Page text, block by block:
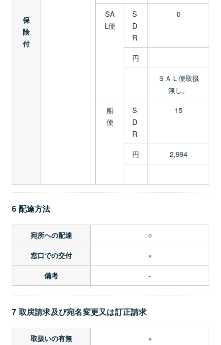
保
険
付
SA
L便
S
D
R
0
円
ＳＡＬ便取扱
無し。
船
便
S
D
R
15
円 2,994
6 配達方法
宛所への配達 ○
窓口での交付 ×
備考 -
7 取戻請求及び宛名変更又は訂正請求
取扱いの有無 ×